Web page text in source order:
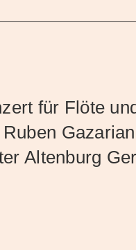
für Flöte
Gazarian
Altenburg